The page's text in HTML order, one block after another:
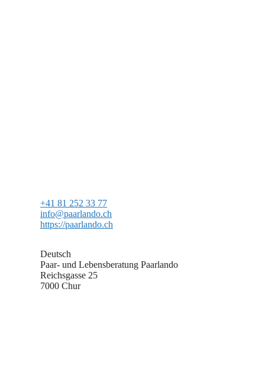
+41 81 252 33 77
info@paarlando.ch
https://paarlando.ch
Deutsch
Paar- und Lebensberatung Paarlando
Reichsgasse 25
7000 Chur